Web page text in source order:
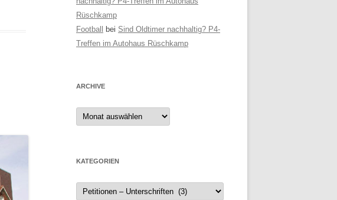
Rüschkamp
Football
bei Sind Oldtimer nachhaltig? P4-
Treffen im Autohaus Rüschkamp
ARCHIVE
Archive
KATEGORIEN
Kategorien